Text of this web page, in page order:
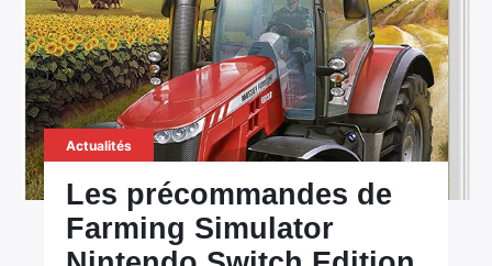
Actualités
Les précommandes de
Farming Simulator